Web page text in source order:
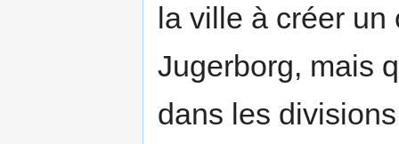
la ville à créer
Jugerborg, mais
dans les